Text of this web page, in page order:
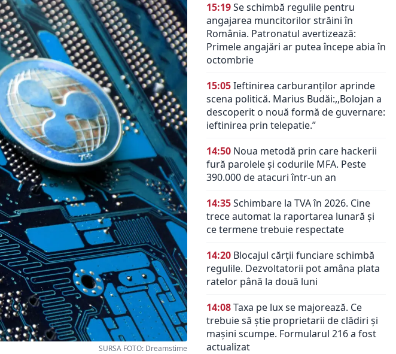
SURSA FOTO: Dreamstime
15:19Se schimbă regulile pentru
angajarea muncitorilor străini în
România. Patronatul avertizează:
Primele angajări ar putea începe abia în
octombrie
15:05Ieftinirea carburanților aprinde
scena politică. Marius Budăi:,,Bolojan a
descoperit o nouă formă de guvernare:
ieftinirea prin telepatie.”
14:50 Noua metodă prin care hackerii
fură parolele și codurile MFA. Peste
390.000 de atacuri într-un an
14:35Schimbare la TVA în 2026. Cine
trece automat la raportarea lunară și
ce termene trebuie respectate
14:20 Blocajul cărții funciare schimbă
regulile. Dezvoltatorii pot amâna plata
ratelor până la două luni
14:08Taxa pe lux se majorează. Ce
trebuie să știe proprietarii de clădiri și
mașini scumpe. Formularul 216 a fost
actualizat